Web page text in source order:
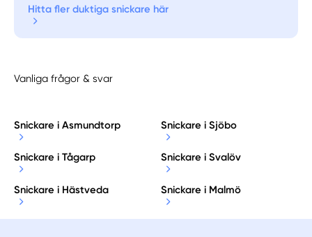
Hitta fler duktiga snickare här
Vanliga frågor & svar
Snickare i Asmundtorp Snickare i Sjöbo
Snickare i Tågarp Snickare i Svalöv
Snickare i Hästveda Snickare i Malmö